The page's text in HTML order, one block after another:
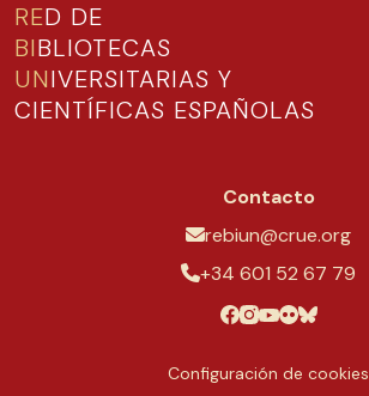
RED DE
BIBLIOTECAS
UNIVERSITARIAS Y
CIENTÍFICAS ESPAÑOLAS
Contacto
rebiun@crue.org
+34 601 52 67 79
Configuración de cookies